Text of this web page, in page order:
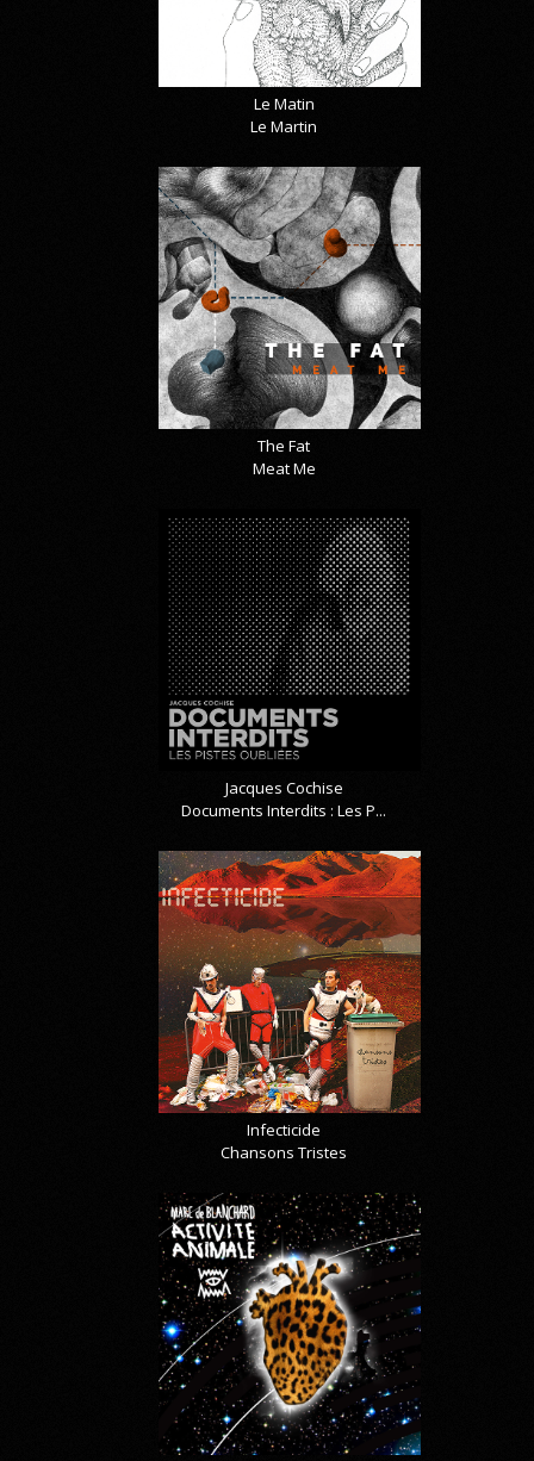
Le Matin
Le Martin
The Fat
Meat Me
Jacques Cochise
Documents Interdits : Les P...
Infecticide
Chansons Tristes